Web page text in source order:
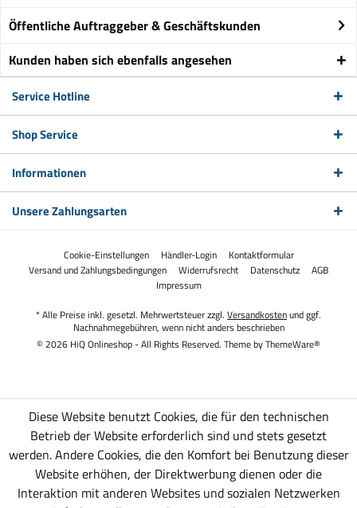
Öffentliche Auftraggeber & Geschäftskunden
Kunden haben sich ebenfalls angesehen
Service Hotline
Shop Service
Informationen
Unsere Zahlungsarten
Cookie-Einstellungen Händler-Login
Kontaktformular
Versand und Zahlungsbedingungen
Widerrufsrecht Datenschutz
AGB
Impressum
* Alle Preise inkl. gesetzl. Mehrwertsteuer zzgl. Versandkostenund ggf.
Nachnahmegebühren, wenn nicht anders beschrieben
© 2026 HiQ Onlineshop - All Rights Reserved. Theme byThemeWare®
Diese Website benutzt Cookies, die für den technischen
Betrieb der Website erforderlich sind und stets gesetzt
werden. Andere Cookies, die den Komfort bei Benutzung dieser
Website erhöhen, der Direktwerbung dienen oder die
Interaktion mit anderen Websites und sozialen Netzwerken